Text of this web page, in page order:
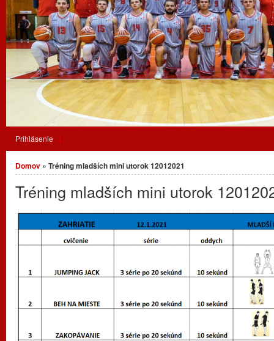
Prihlásenie
Nachádzate sa tu
Domov » Tréning mladších mini utorok 12012021
Tréning mladších mini utorok